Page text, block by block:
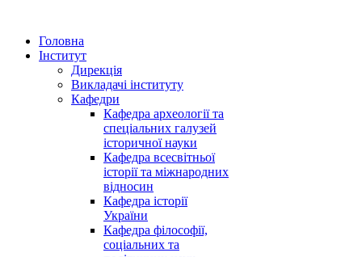
Головна
Інститут
Дирекція
Викладачі інституту
Кафедри
Кафедра археології та
спеціальних галузей
історичної науки
Кафедра всесвітньої
історії та міжнародних
відносин
Кафедра історії
України
Кафедра філософії,
соціальних та